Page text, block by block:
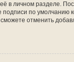
в личном разделе.
по
отменить